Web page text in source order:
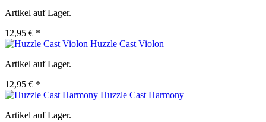
Artikel auf Lager.
12,95 € *
Huzzle Cast Violon
Artikel auf Lager.
12,95 € *
Huzzle Cast Harmony
Artikel auf Lager.